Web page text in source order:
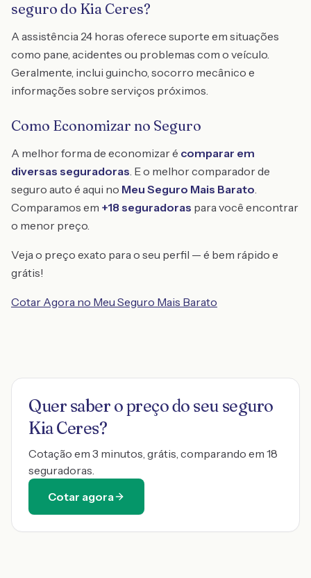
seguro do Kia Ceres?
A assistência 24 horas oferece suporte em situações
como pane, acidentes ou problemas com o veículo.
Geralmente, inclui guincho, socorro mecânico e
informações sobre serviços próximos.
Como Economizar no Seguro
A melhor forma de economizar é comparar em
diversas seguradoras. E o melhor comparador de
seguro auto é aqui no Meu Seguro Mais Barato.
Comparamos em +18 seguradoras para você encontrar
o menor preço.
Veja o preço exato para o seu perfil — é bem rápido e
grátis!
Cotar Agora no Meu Seguro Mais Barato
Quer saber o preço do seu seguro
Kia Ceres?
Cotação em 3 minutos, grátis, comparando em 18
seguradoras.
Cotar agora